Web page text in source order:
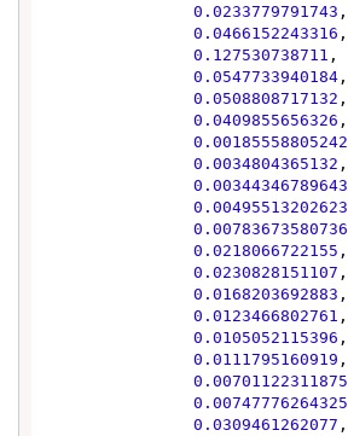
0.0233779791743 ,
0.0466152243316 ,
0.127530738711 ,
0.0547733940184 ,
0.0508808717132 ,
0.0409855656326 ,
0.00185558805242
0.0034804365132 ,
0.00344346789643
0.00495513202623
0.00783673580736
0.0218066722155 ,
0.0230828151107 ,
0.0168203692883 ,
0.0123466802761 ,
0.0105052115396 ,
0.0111795160919 ,
0.00701122311875
0.00747776264325
0.0309461262077 ,